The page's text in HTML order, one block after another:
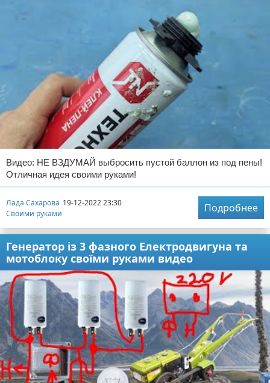
Видео: НЕ ВЗДУМАЙ выбросить пустой баллон из под пены!
Отличная идея своими руками!
Лада Сахарова 19-12-2022 23:30
Своими руками
Подробнее
Генератор із 3 фазного Електродвигуна та
мотоблоку своїми руками видео